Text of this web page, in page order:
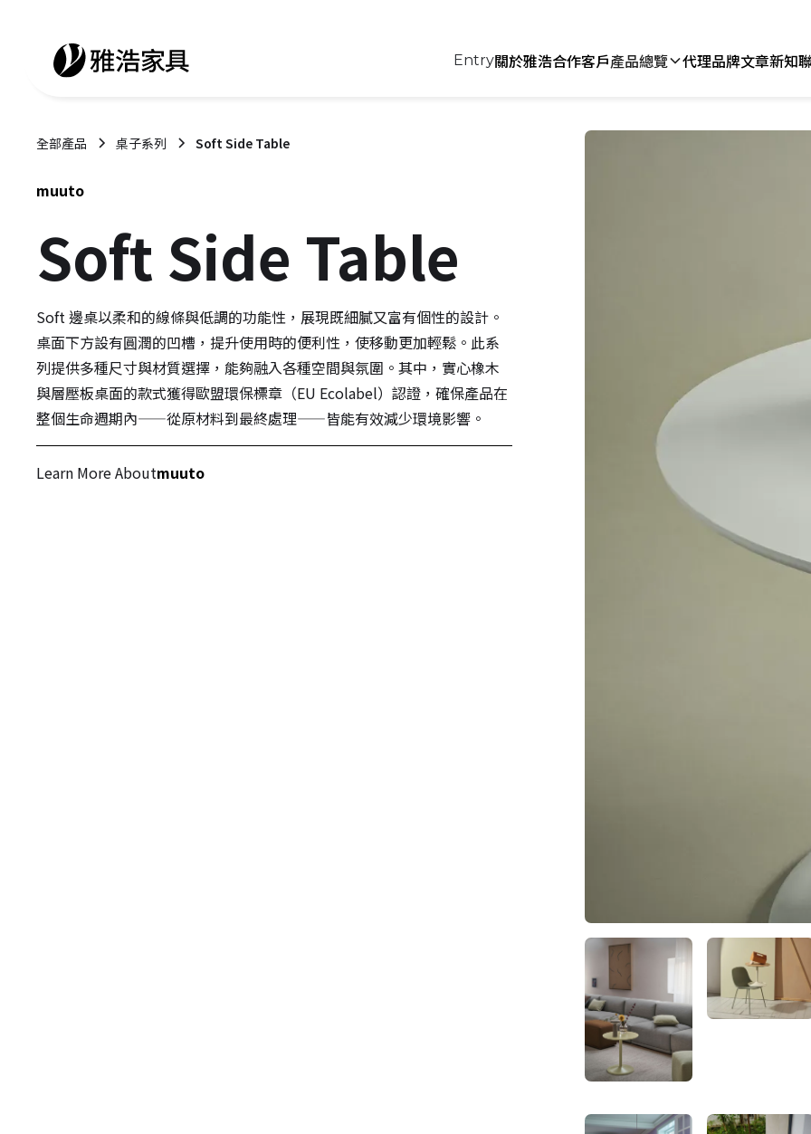
Entry關於雅浩合作客戶產品總覽 代理品牌文章新知
全部產品 桌子系列 Soft Side Table
muuto
Soft Side Table
Soft 邊桌以柔和的線條與低調的功能性，展現既細膩又富有個性的設計。
桌面下方設有圓潤的凹槽，提升使用時的便利性，使移動更加輕鬆。此系
列提供多種尺寸與材質選擇，能夠融入各種空間與氛圍。其中，實心橡木
與層壓板桌面的款式獲得歐盟環保標章（EU Ecolabel）認證，確保產品在
整個生命週期內——從原材料到最終處理——皆能有效減少環境影響。
Learn More Aboutmuuto